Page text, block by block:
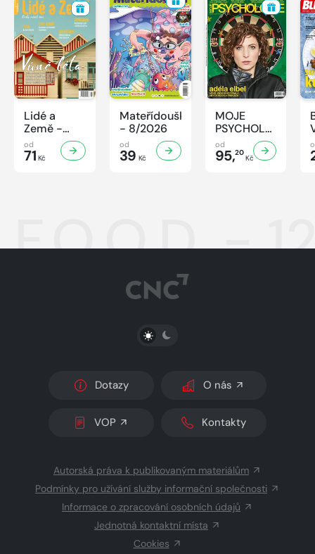
Lidé a
Země -
8/2026
od
71 Kč
Mateřídouška
- 8/2026
od
39 Kč
MOJE
PSYCHOLOGIE
- 8/2026
od
95,20
Kč
F.O.O.D. -
PŘEPNOUT SVĚTLÝ/TMAVÝ REŽIM
Dotazy O nás
VOP Kontakty
Autorská práva k publikovaným materiálům
Podmínky pro užívání služby informační společnosti
Informace o zpracování osobních údajů
Jednotná kontaktní místa
Cookies